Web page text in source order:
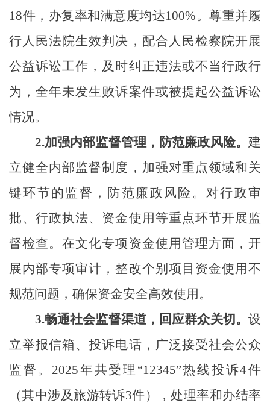
18件，办复率和满意度均达100%。尊重并履
行人民法院生效判决，配合人民检察院开展
公益诉讼工作，及时纠正违法或不当行政行
为，全年未发生败诉案件或被提起公益诉讼
情况。
2.加强内部监督管理，防范廉政风险。 建
立健全内部监督制度，加强对重点领域和关
键环节的监督，防范廉政风险。对行政审
批、行政执法、资金使用等重点环节开展监
督检查。在文化专项资金使用管理方面，开
展内部专项审计，整改个别项目资金使用不
规范问题，确保资金安全高效使用。
3.畅通社会监督渠道，回应群众关切。 设
立举报信箱、投诉电话，广泛接受社会公众
监督。 2025年共受理“12345”热线投诉4件
（其中涉及旅游转诉3件），处理率和办结率